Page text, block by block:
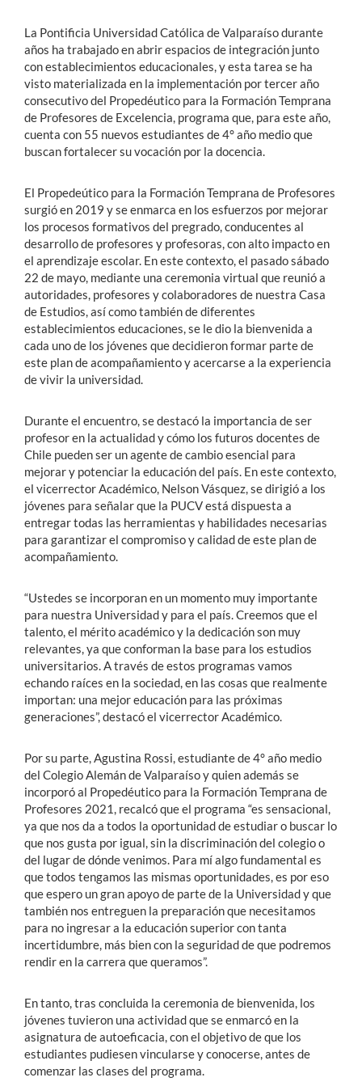
La Pontificia Universidad Católica de Valparaíso durante
años ha trabajado en abrir espacios de integración junto
con establecimientos educacionales, y esta tarea se ha
visto materializada en la implementación por tercer año
consecutivo del Propedéutico para la Formación Temprana
de Profesores de Excelencia, programa que, para este año,
cuenta con 55 nuevos estudiantes de 4° año medio que
buscan fortalecer su vocación por la docencia.
El Propedeútico para la Formación Temprana de Profesores
surgió en 2019 y se enmarca en los esfuerzos por mejorar
los procesos formativos del pregrado, conducentes al
desarrollo de profesores y profesoras, con alto impacto en
el aprendizaje escolar. En este contexto, el pasado sábado
22 de mayo, mediante una ceremonia virtual que reunió a
autoridades, profesores y colaboradores de nuestra Casa
de Estudios, así como también de diferentes
establecimientos educaciones, se le dio la bienvenida a
cada uno de los jóvenes que decidieron formar parte de
este plan de acompañamiento y acercarse a la experiencia
de vivir la universidad.
Durante el encuentro, se destacó la importancia de ser
profesor en la actualidad y cómo los futuros docentes de
Chile pueden ser un agente de cambio esencial para
mejorar y potenciar la educación del país. En este contexto,
el vicerrector Académico, Nelson Vásquez, se dirigió a los
jóvenes para señalar que la PUCV está dispuesta a
entregar todas las herramientas y habilidades necesarias
para garantizar el compromiso y calidad de este plan de
acompañamiento.
“Ustedes se incorporan en un momento muy importante
para nuestra Universidad y para el país. Creemos que el
talento, el mérito académico y la dedicación son muy
relevantes, ya que conforman la base para los estudios
universitarios. A través de estos programas vamos
echando raíces en la sociedad, en las cosas que realmente
importan: una mejor educación para las próximas
generaciones”, destacó el vicerrector Académico.
Por su parte, Agustina Rossi, estudiante de 4° año medio
del Colegio Alemán de Valparaíso y quien además se
incorporó al Propedéutico para la Formación Temprana de
Profesores 2021, recalcó que el programa “es sensacional,
ya que nos da a todos la oportunidad de estudiar o buscar lo
que nos gusta por igual, sin la discriminación del colegio o
del lugar de dónde venimos. Para mí algo fundamental es
que todos tengamos las mismas oportunidades, es por eso
que espero un gran apoyo de parte de la Universidad y que
también nos entreguen la preparación que necesitamos
para no ingresar a la educación superior con tanta
incertidumbre, más bien con la seguridad de que podremos
rendir en la carrera que queramos”.
En tanto, tras concluida la ceremonia de bienvenida, los
jóvenes tuvieron una actividad que se enmarcó en la
asignatura de autoeficacia, con el objetivo de que los
estudiantes pudiesen vincularse y conocerse, antes de
comenzar las clases del programa.